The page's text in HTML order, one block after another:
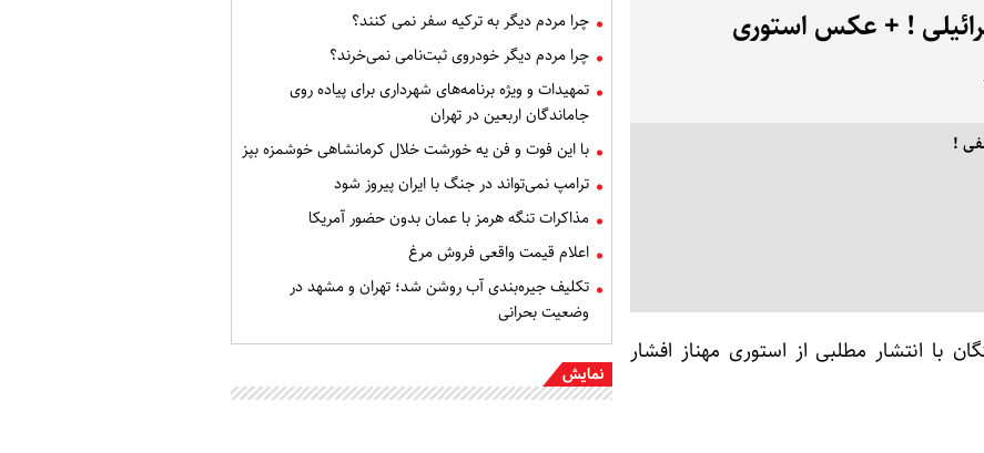
! + عکس استوری
!
با انتشار مطلبی از استوری مهناز افشار
چرا مردم دیگر به ترکیه سفر نمی کنند؟
چرا مردم دیگر خودروی ثبت‌نامی نمی‌خرند؟
تمهیدات و ویژه برنامه‌های شهرداری برای پیاده روی
جاماندگان اربعین در تهران
با این فوت و فن یه خورشت خلال کرمانشاهی خوشمزه بپز
ترامپ نمی‌تواند در جنگ با ایران پیروز شود
مذاکرات تنگه هرمز با عمان بدون حضور آمریکا
اعلام قیمت واقعی فروش مرغ
تکلیف جیره‌بندی آب روشن شد؛ تهران و مشهد در
وضعیت بحرانی
نمایش